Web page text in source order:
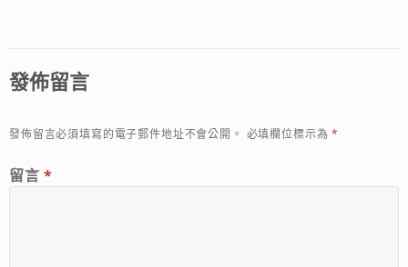
發佈留言
發佈留言必須填寫的電子郵件地址不會公開。 必填欄位標示為*
留言 *